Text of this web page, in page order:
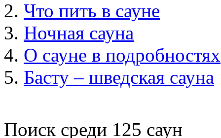
Что пить в сауне
Ночная сауна
О сауне в подробностях
Басту – шведская сауна
Поиск среди 125 саун